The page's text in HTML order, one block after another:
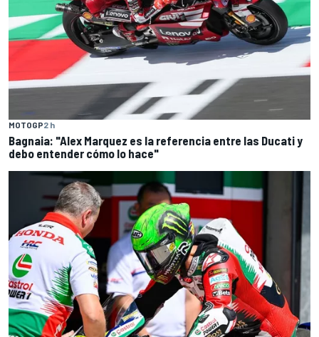
MOTOGP2 h
Bagnaia: "Alex Marquez es la referencia entre las Ducati y
debo entender cómo lo hace"